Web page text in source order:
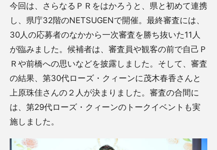
今回は、さらなるＰＲをはかろうと、県と初めて連携
し、県庁32階のNETSUGENで開催。最終審査には、
30人の応募者のなかから一次審査を勝ち抜いた11人
が臨みました。候補者は、審査員や観客の前で自己Ｐ
Ｒや前橋への思いなどを披露しました。そして、審査
の結果、第30代ローズ・クィーンに茂木春香さんと
上原珠佳さんの２人が決まりました。審査の合間に
は、第29代ローズ・クィーンのトークイベントも実
施しました。